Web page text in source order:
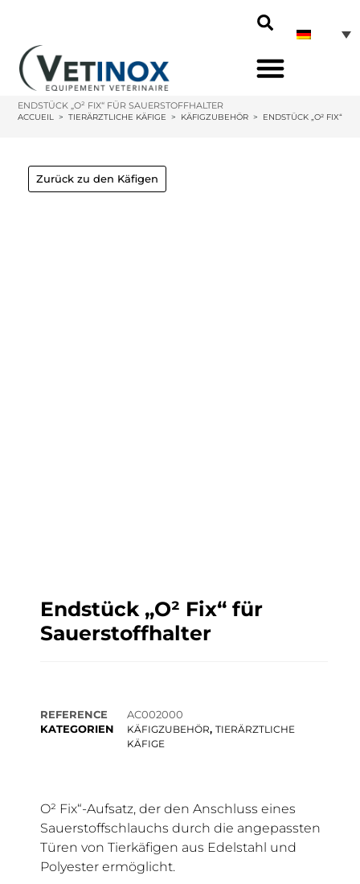
ENDSTÜCK „O² FIX“ FÜR SAUERSTOFFHALTER
ACCUEIL > TIERÄRZTLICHE KÄFIGE > KÄFIGZUBEHÖR > ENDSTÜCK „O² FIX“
Zurück zu den Käfigen
Endstück „O² Fix“ für
Sauerstoffhalter
REFERENCE
AC002000
KATEGORIEN
KÄFIGZUBEHÖR, TIERÄRZTLICHE
KÄFIGE
O² Fix“-Aufsatz, der den Anschluss eines
Sauerstoffschlauchs durch die angepassten
Türen von Tierkäfigen aus Edelstahl und
Polyester ermöglicht.